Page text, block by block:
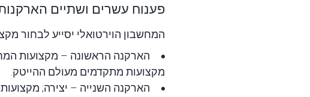
פענוח עשרים ושתיים
המחשבון הוירטואלי יסייע לבחור
הארקנה הראשונה – מקצועות
מקצועות מתקדמים מעולם ההייטק.
הארקנה השנייה – יצירה;